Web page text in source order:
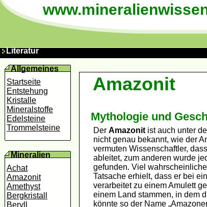
Literatur
Allgemeines
Startseite
Entstehung
Kristalle
Mineralstoffe
Edelsteine
Trommelsteine
Mineralien
Achat
Amazonit
Amethyst
Bergkristall
Beryll
Amazonit
Mythologie und
Der Amazonit ist auch unter
nicht genau bekannt, wie der
vermuten Wissenschaftler,
ableitet, zum anderen wurde
gefunden. Viel
Tatsache erhielt, dass er bei
verarbeitet zu einem Amulett
einem Land stammen, in dem
könnte so der Name